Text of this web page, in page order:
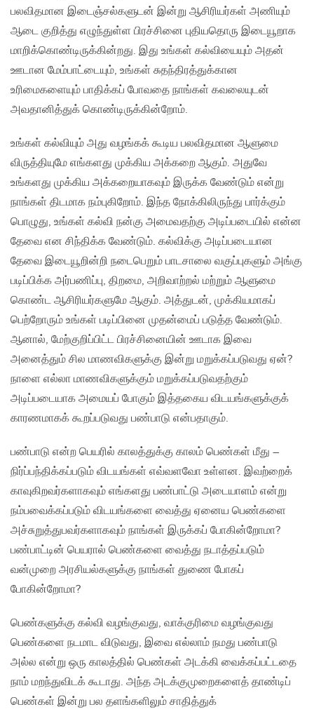
பலவிதமான இடைஞ்சல்களுடன் இன்று ஆசிரியர்கள் அணியும்
ஆடை குறித்து எழுந்துள்ள பிரச்சினை புதியதொரு இடையூறாக
மாறிக்கொண்டிருக்கின்றது. இது உங்கள் கல்வியையும் அதன்
ஊடான மேம்பாட்டையும், உங்கள் சுதந்திரத்துக்கான
உரிமைகளையும் பாதிக்கப் போவதை நாங்கள் கவலையுடன்
அவதானித்துக் கொண்டிருக்கின்றோம்.
உங்கள் கல்வியும் அது வழங்கக் கூடிய பலவிதமான ஆளுமை
விருத்தியுமே எங்களது முக்கிய அக்கறை ஆகும். அதுவே
உங்களது முக்கிய அக்கறையாகவும் இருக்க வேண்டும் என்று
நாங்கள் திடமாக நம்புகிறோம். இந்த நோக்கிலிருந்து பார்க்கும்
பொழுது, உங்கள் கல்வி நன்கு அமைவதற்கு அடிப்படையில் என்ன
தேவை என சிந்திக்க வேண்டும். கல்விக்கு அடிப்படையான
தேவை இடையூறின்றி நடைபெறும் பாடசாலை வகுப்புகளும் அங்கு
படிப்பிக்க அர்பணிப்பு, திறமை, அறிவாற்றல் மற்றும் ஆளுமை
கொண்ட ஆசிரியர்களுமே ஆகும். அத்துடன், முக்கியமாகப்
பெற்றோரும் உங்கள் படிப்பினை முதன்மைப் படுத்த வேண்டும்.
ஆனால், மேற்குறிப்பிட்ட பிரச்சினையின் ஊடாக இவை
அனைத்தும் சில மாணவிகளுக்கு இன்று மறுக்கப்படுவது ஏன்?
நாளை எல்லா மாணவிகளுக்கும் மறுக்கப்படுவதற்கும்
அடிப்படையாக அமையப் போகும் இத்தகைய விடயங்களுக்குக்
காரணமாகக் கூறப்படுவது பண்பாடு என்பதாகும்.
பண்பாடு என்ற பெயரில் காலத்துக்கு காலம் பெண்கள் மீது –
நிர்ப்பந்திக்கப்படும் விடயங்கள் எவ்வளவோ உள்ளன. இவற்றைக்
காவுகிறவர்களாகவும் எங்களது பண்பாட்டு அடையாளம் என்று
நம்பவைக்கப்படும் விடயங்களை வைத்து ஏனைய பெண்களை
அச்சுறுத்துபவர்களாகவும் நாங்கள் இருக்கப் போகின்றோமா?
பண்பாட்டின் பெயரால் பெண்களை வைத்து நடாத்தப்படும்
வன்முறை அரசியல்களுக்கு நாங்கள் துணை போகப்
போகின்றோமா?
பெண்களுக்கு கல்வி வழங்குவது, வாக்குரிமை வழங்குவது
பெண்களை நடமாட விடுவது, இவை எல்லாம் நமது பண்பாடு
அல்ல என்று ஒரு காலத்தில் பெண்கள் அடக்கி வைக்கப்பட்டதை
நாம் மறந்துவிடக் கூடாது. அந்த அடக்குமுறைகளைத் தாண்டிப்
பெண்கள் இன்று பல தளங்களிலும் சாதித்துக்